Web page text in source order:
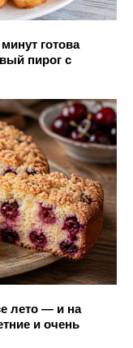
готова
пирог с
лето — и на
и очень